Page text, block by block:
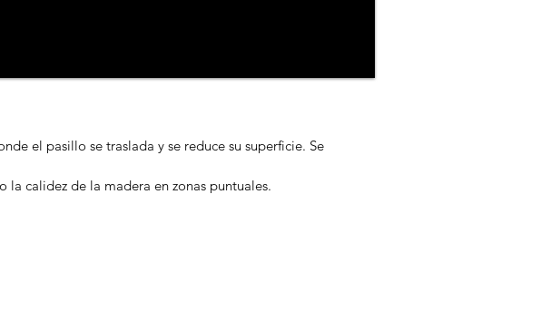
el pasillo se traslada y se reduce su superficie. Se
la calidez de la madera en zonas puntuales.